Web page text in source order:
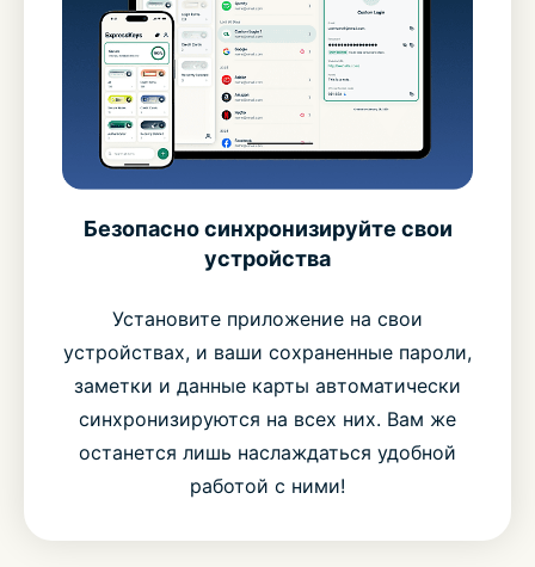
Безопасно синхронизируйте свои
устройства
Установите приложение на свои
устройствах, и ваши сохраненные пароли,
заметки и данные карты автоматически
синхронизируются на всех них. Вам же
останется лишь наслаждаться удобной
работой с ними!